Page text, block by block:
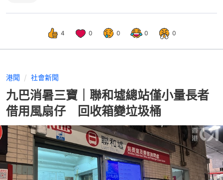
4 0 0 0 0
港聞 社會新聞
九巴消暑三寶｜聯和墟總站僅小量長者
借用風扇仔 回收箱變垃圾桶